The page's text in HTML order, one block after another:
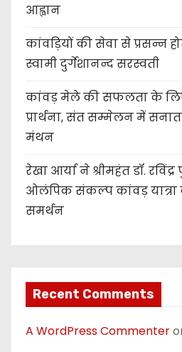
आह्वान
कांवड़ियों की सेवा से प्रसन्न
स्वामी दुर्गेशानन्द सरस्वती
कांवड़ मेले की सफलता के
प्रार्थना, संत सम्मेलन में
मंथन
रेखा आर्या ने श्रीमहंत डॉ.
ओलंपिक संकल्प कांवड़ यात्रा
समर्थन
Recent Comments
A WordPress Commenter